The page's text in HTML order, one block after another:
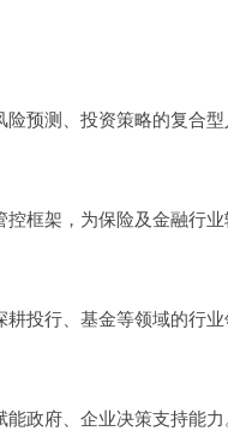
预测、投资策略的复合型
框架，为保险及金融行业
投行、基金等领域的行业
政府、企业决策支持能力